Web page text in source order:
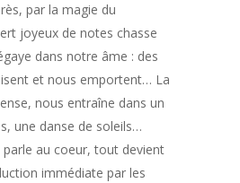
par la magie du
joyeux de notes chasse
dans notre âme : des
et nous emportent… La
nous entraîne dans un
une danse de soleils…
parle au coeur, tout devient
immédiate par les